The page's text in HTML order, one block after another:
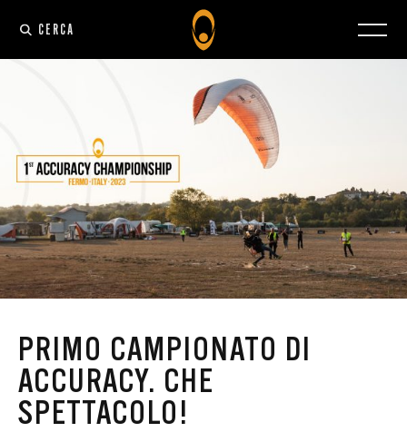
CERCA
PRIMO CAMPIONATO DI
ACCURACY. CHE
SPETTACOLO!